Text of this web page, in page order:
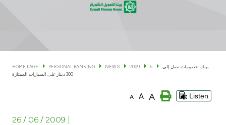
KFH Online Corporate Banking Services
Cards
Banking Tiers
HOME PAGE PERSONAL BANKING NEWS 2009 6
بيتك: خصومات تصل إلى
300 دينار على السيارات الممتازة
A A A Listen
26 / 06 / 2009